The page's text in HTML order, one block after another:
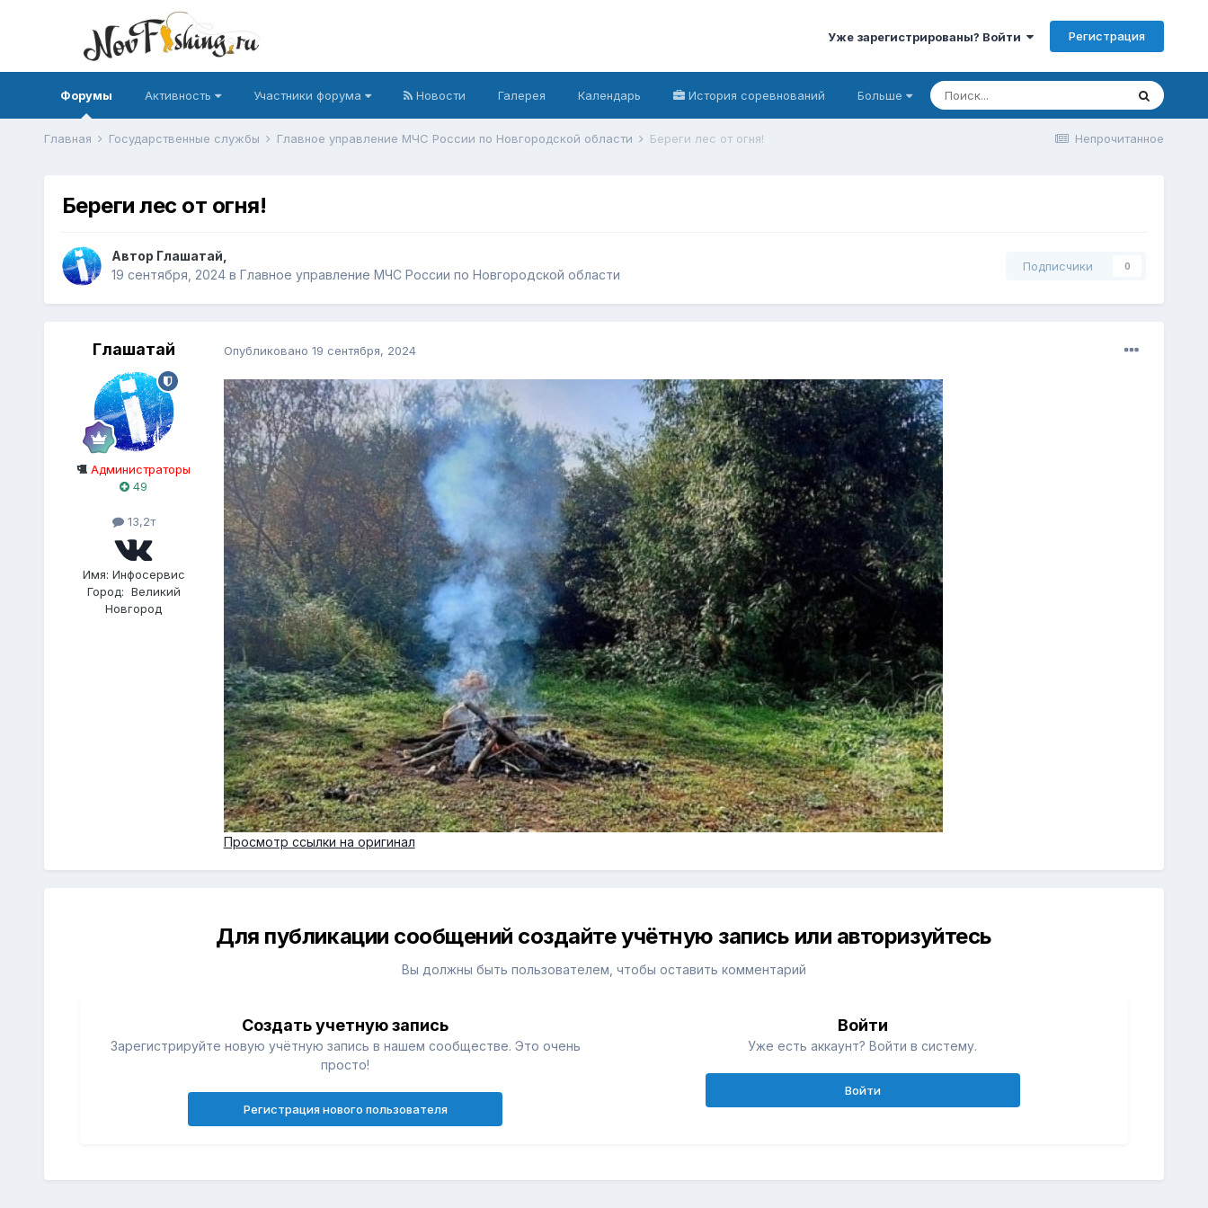
Уже зарегистрированы? Войти Регистрация
Форумы Активность Участники форума Новости Галерея Календарь История соревнований Больше
Непрочитанное
Главная Государственные службы Главное управление МЧС России по Новгородской области Береги лес от огня!
Береги лес от огня!
Автор Глашатай
19 сентября, 2024в Главное управление МЧС России по Новгородской области
Подписчики 0
Глашатай
Администраторы
49
13,2т
Имя: Инфосервис
Город: Великий
Новгород
Опубликовано 19 сентября, 2024
Просмотр ссылки на оригинал
Для публикации сообщений создайте учётную запись или авторизуйтесь
Вы должны быть пользователем, чтобы оставить комментарий
Создать учетную запись
Зарегистрируйте новую учётную запись в нашем сообществе. Это очень
просто!
Регистрация нового пользователя
Войти
Уже есть аккаунт? Войти в систему.
Войти